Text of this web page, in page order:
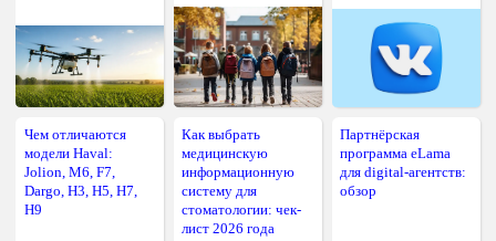
Чем отличаются
модели Haval:
Jolion, M6, F7,
Dargo, H3, H5, H7,
H9
Как выбрать
медицинскую
информационную
систему для
стоматологии: чек-
лист 2026 года
Партнёрская
программа eLama
для digital-агентств:
обзор